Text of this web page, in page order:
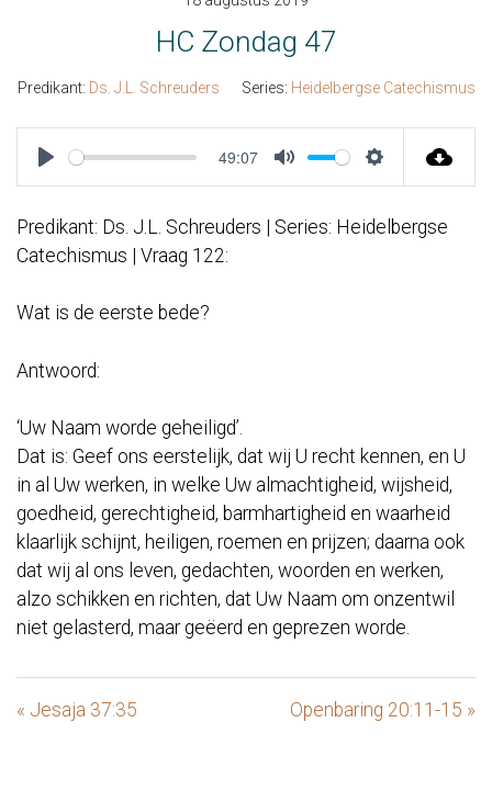
HC Zondag 47
Predikant: Ds. J.L. Schreuders Series: Heidelbergse Catechismus
Play
49:07
Mute Settings
Predikant: Ds. J.L. Schreuders | Series: Heidelbergse
Catechismus | Vraag 122:
Wat is de eerste bede?
Antwoord:
‘Uw Naam worde geheiligd’.
Dat is: Geef ons eerstelijk, dat wij U recht kennen, en U
in al Uw werken, in welke Uw almachtigheid, wijsheid,
goedheid, gerechtigheid, barmhartigheid en waarheid
klaarlijk schijnt, heiligen, roemen en prijzen; daarna ook
dat wij al ons leven, gedachten, woorden en werken,
alzo schikken en richten, dat Uw Naam om onzentwil
niet gelasterd, maar geëerd en geprezen worde.
« Jesaja 37:35 Openbaring 20:11-15 »